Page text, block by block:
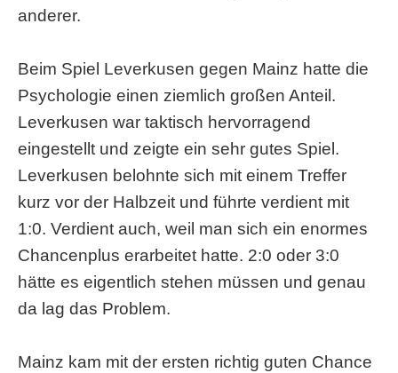
anderer.
Beim Spiel Leverkusen gegen Mainz hatte die
Psychologie einen ziemlich großen Anteil.
Leverkusen war taktisch hervorragend
eingestellt und zeigte ein sehr gutes Spiel.
Leverkusen belohnte sich mit einem Treffer
kurz vor der Halbzeit und führte verdient mit
1:0. Verdient auch, weil man sich ein enormes
Chancenplus erarbeitet hatte. 2:0 oder 3:0
hätte es eigentlich stehen müssen und genau
da lag das Problem.
Mainz kam mit der ersten richtig guten Chance